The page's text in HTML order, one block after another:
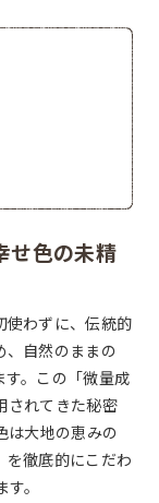
せ色の未精
使わずに、伝統的
、自然のままの
す。この「微量成
されてきた秘密
は大地の恵みの
を徹底的にこだわ
。